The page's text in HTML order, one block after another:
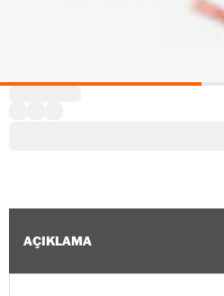
AÇIKLAMA